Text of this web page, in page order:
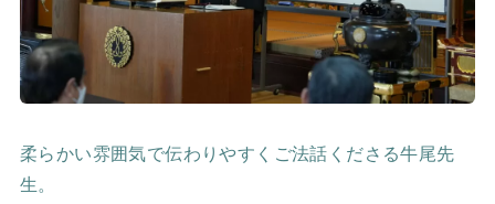
柔らかい雰囲気で伝わりやすくご法話くださる牛尾先
生。